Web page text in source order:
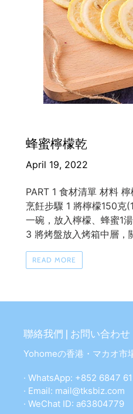
蜂蜜檸檬乾
April 19, 2022
PART 1 食材清單 材料
烹飪步驟 1 將檸檬150克
一碗，放入檸檬、蜂蜜1
3 將烤盤放入烤箱中層，
READ MORE
聯絡我們 | お問い合わせ
Yohomeの香港・マカオ市
· WhatsApp: +852 6847
· Email: mail@tksbiz.com
· WeChat ID: a63804779